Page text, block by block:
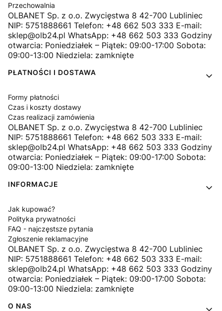
Przechowalnia
OLBANET Sp. z o.o. Zwycięstwa 8 42-700 Lubliniec
NIP: 5751888661 Telefon: +48 662 503 333 E-mail:
sklep@olb24.pl WhatsApp: +48 662 503 333 Godziny
otwarcia: Poniedziałek – Piątek: 09:00-17:00 Sobota:
09:00-13:00 Niedziela: zamknięte
PŁATNOŚCI I DOSTAWA
Formy płatności
Czas i koszty dostawy
Czas realizacji zamówienia
OLBANET Sp. z o.o. Zwycięstwa 8 42-700 Lubliniec
NIP: 5751888661 Telefon: +48 662 503 333 E-mail:
sklep@olb24.pl WhatsApp: +48 662 503 333 Godziny
otwarcia: Poniedziałek – Piątek: 09:00-17:00 Sobota:
09:00-13:00 Niedziela: zamknięte
INFORMACJE
Jak kupować?
Polityka prywatności
FAQ - najczęstsze pytania
Zgłoszenie reklamacyjne
OLBANET Sp. z o.o. Zwycięstwa 8 42-700 Lubliniec
NIP: 5751888661 Telefon: +48 662 503 333 E-mail:
sklep@olb24.pl WhatsApp: +48 662 503 333 Godziny
otwarcia: Poniedziałek – Piątek: 09:00-17:00 Sobota:
09:00-13:00 Niedziela: zamknięte
O NAS